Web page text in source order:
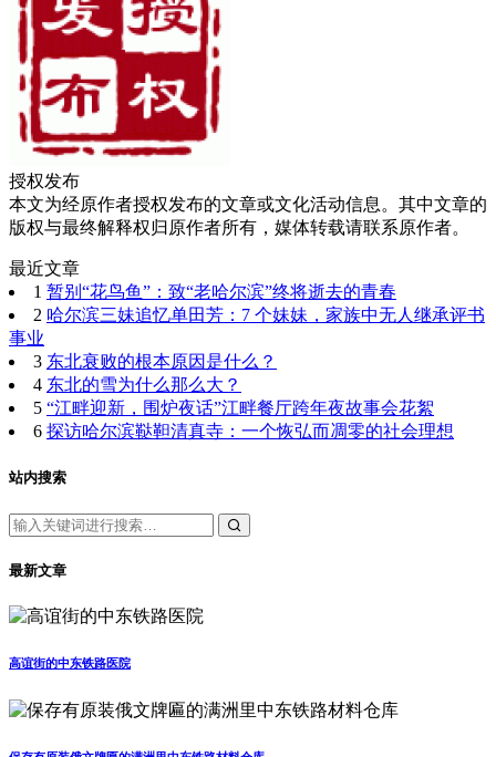
授权发布
本文为经原作者授权发布的文章或文化活动信息。其中文章的
版权与最终解释权归原作者所有，媒体转载请联系原作者。
最近文章
1 暂别“花鸟鱼”：致“老哈尔滨”终将逝去的青春
2 哈尔滨三妹追忆单田芳：7 个妹妹，家族中无人继承评书
事业
3 东北衰败的根本原因是什么？
4 东北的雪为什么那么大？
5 “江畔迎新，围炉夜话”江畔餐厅跨年夜故事会花絮
6 探访哈尔滨鞑靼清真寺：一个恢弘而凋零的社会理想
站内搜索
最新文章
高谊街的中东铁路医院